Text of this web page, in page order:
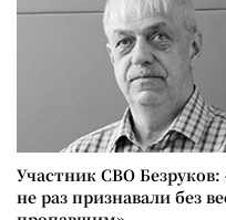
Участник СВО
не раз признавали без